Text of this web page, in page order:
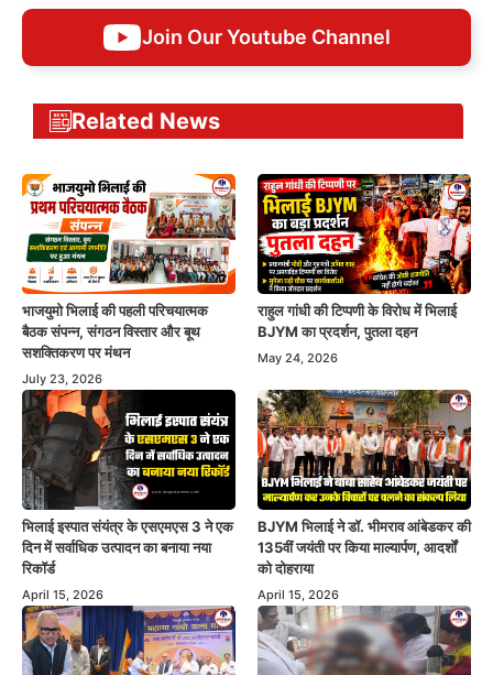
Join Our Youtube Channel
Related News
भाजयुमो भिलाई की पहली परिचयात्मक
बैठक संपन्न, संगठन विस्तार और बूथ
सशक्तिकरण पर मंथन
July 23, 2026
राहुल गांधी की टिप्पणी के विरोध में भिलाई
BJYM का प्रदर्शन, पुतला दहन
May 24, 2026
भिलाई इस्पात संयंत्र के एसएमएस 3 ने एक
दिन में सर्वाधिक उत्पादन का बनाया नया
रिकॉर्ड
April 15, 2026
BJYM भिलाई ने डॉ. भीमराव आंबेडकर की
135वीं जयंती पर किया माल्यार्पण, आदर्शों
को दोहराया
April 15, 2026